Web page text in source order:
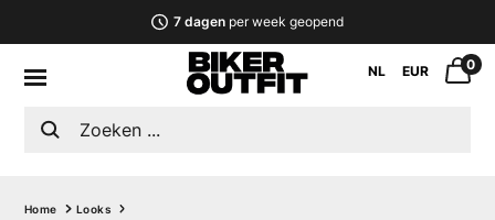
7 dagenper week geopend
NL EUR 0
Home Looks